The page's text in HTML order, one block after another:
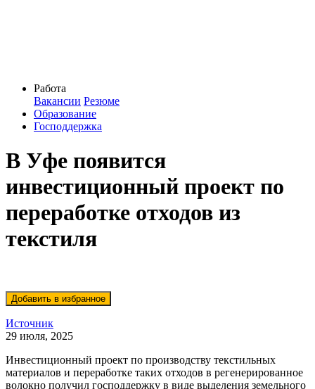
Работа
Вакансии Резюме
Образование
Господдержка
В Уфе появится
инвестиционный проект по
переработке отходов из
текстиля
Источник
29 июля, 2025
Инвестиционный проект по производству текстильных
материалов и переработке таких отходов в регенерированное
волокно получил господдержку в виде выделения земельного